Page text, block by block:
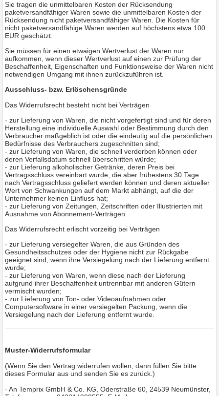
Sie tragen die unmittelbaren Kosten der Rücksendung
paketversandfähiger Waren sowie die unmittelbaren Kosten der
Rücksendung nicht paketversandfähiger Waren.
Die Kosten für
nicht paketversandfähige Waren werden auf höchstens etwa 100
EUR geschätzt.
Sie müssen für einen etwaigen Wertverlust der Waren nur
aufkommen, wenn dieser Wertverlust auf einen zur Prüfung der
Beschaffenheit, Eigenschaften und Funktionsweise der Waren nicht
notwendigen Umgang mit ihnen zurückzuführen ist.
Ausschluss- bzw. Erlöschensgründe
Das Widerrufsrecht besteht nicht bei Verträgen
- zur Lieferung von Waren, die nicht vorgefertigt sind und für deren
Herstellung eine individuelle Auswahl oder Bestimmung durch den
Verbraucher maßgeblich ist oder die eindeutig auf die persönlichen
Bedürfnisse des Verbrauchers zugeschnitten sind;
- zur Lieferung von Waren, die schnell verderben können oder
deren Verfallsdatum schnell überschritten würde;
- zur Lieferung alkoholischer Getränke, deren Preis bei
Vertragsschluss vereinbart wurde, die aber frühestens 30 Tage
nach Vertragsschluss geliefert werden können und deren aktueller
Wert von Schwankungen auf dem Markt abhängt, auf die der
Unternehmer keinen Einfluss hat;
- zur Lieferung von Zeitungen, Zeitschriften oder Illustrierten mit
Ausnahme von Abonnement-Verträgen.
Das Widerrufsrecht erlischt vorzeitig bei Verträgen
- zur Lieferung versiegelter Waren, die aus Gründen des
Gesundheitsschutzes oder der Hygiene nicht zur Rückgabe
geeignet sind, wenn ihre Versiegelung nach der Lieferung entfernt
wurde;
- zur Lieferung von Waren, wenn diese nach der Lieferung
aufgrund ihrer Beschaffenheit untrennbar mit anderen Gütern
vermischt wurden;
- zur Lieferung von Ton- oder Videoaufnahmen oder
Computersoftware in einer versiegelten Packung, wenn die
Versiegelung nach der Lieferung entfernt wurde.
Muster-Widerrufsformular
(Wenn Sie den Vertrag widerrufen wollen, dann füllen Sie bitte
dieses Formular aus und senden Sie es zurück.)
- An Temprix GmbH & Co. KG, Oderstraße 60, 24539 Neumünster,